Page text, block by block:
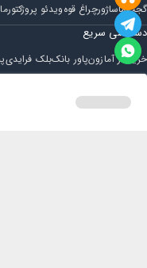
گجتماساژورچراغ قوهویدئو پروژکتور
دسترسی سریع
خرید از آمازونپاور بانکبلک فرایدی
مجله ایران باباحساب کاربری